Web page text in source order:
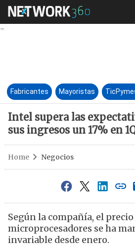
Intel
Fabricantes Mayoristas
Intel supera las
sus ingresos un 17% en
Home Negocios
Según la compañía, el
microprocesadores se ha
invariable desde enero.